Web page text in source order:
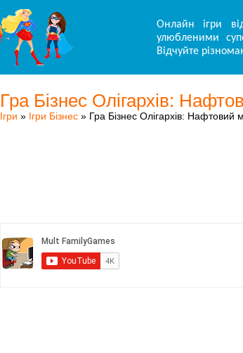
Онлайн ігри
улюбленими
Відчуйте
Гра Бізнес Олігархів:
Ігри » Ігри Бізнес » Гра Бізнес Олігархів: Нафтовий